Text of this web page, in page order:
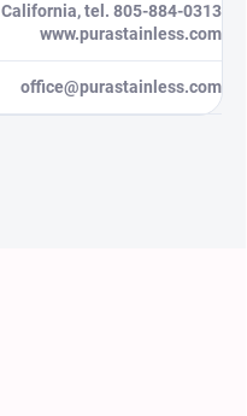
California, tel. 805-884-0313
www.purastainless.com
office@purastainless.com